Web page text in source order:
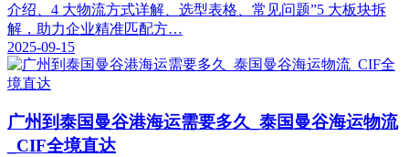
介绍、4 大物流方式详解、选型表格、常见问题”5 大板块拆
解，助力企业精准匹配方…
2025-09-15
广州到泰国曼谷港海运需要多久_泰国曼谷海运物流
_CIF全境直达